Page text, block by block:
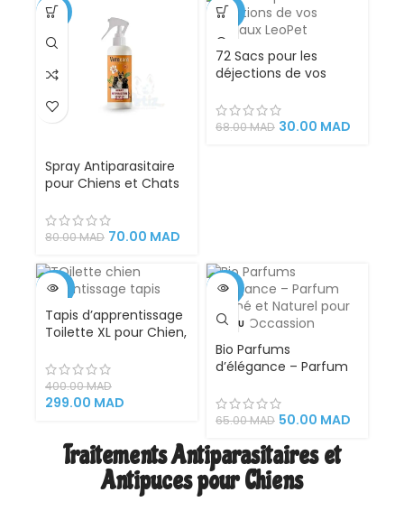
-13%
Spray Antiparasitaire
pour Chiens et Chats
80.00MAD 70.00 MAD
-56%
72 Sacs pour les
déjections de vos
68.00MAD 30.00 MAD
-25%
VENDU
Tapis d’apprentissage
Toilette XL pour Chien,
Avec Bac Collecteur
et Gazon Artificiel –
Hygiénique,
400.00MAD
299.00 MAD
-23%
VENDU
Bio Parfums
d’élégance – Parfum
Toute Occassion
65.00MAD 50.00 MAD
Traitements Antiparasitaires et
Antipuces pour Chiens